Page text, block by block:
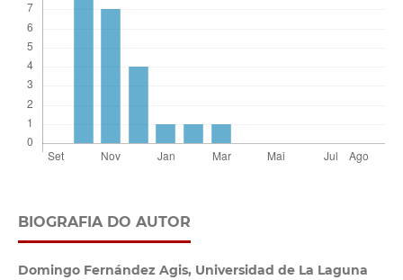
BIOGRAFIA DO AUTOR
Domingo Fernández Agis, Universidad de La Laguna